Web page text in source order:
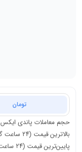
تومان
حجم معاملات پاندی ایکس
بالاترین قیمت (۲۴ ساعت گذشته)
پایین‌ترین قیمت (۲۴ ساعت گذشته)